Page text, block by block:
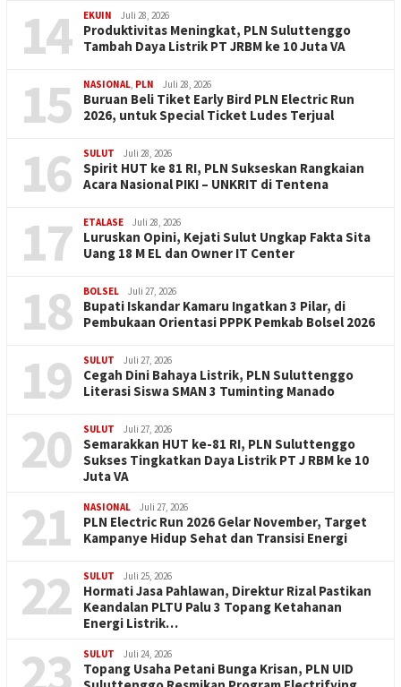
14 EKUIN Juli 28, 2026
Produktivitas Meningkat, PLN Suluttenggo
Tambah Daya Listrik PT JRBM ke 10 Juta VA
15 NASIONAL, PLN Juli 28, 2026
Buruan Beli Tiket Early Bird PLN Electric Run
2026, untuk Special Ticket Ludes Terjual
16 SULUT Juli 28, 2026
Spirit HUT ke 81 RI, PLN Sukseskan Rangkaian
Acara Nasional PIKI – UNKRIT di Tentena
17 ETALASE Juli 28, 2026
Luruskan Opini, Kejati Sulut Ungkap Fakta Sita
Uang 18 M EL dan Owner IT Center
18 BOLSEL Juli 27, 2026
Bupati Iskandar Kamaru Ingatkan 3 Pilar, di
Pembukaan Orientasi PPPK Pemkab Bolsel 2026
19 SULUT Juli 27, 2026
Cegah Dini Bahaya Listrik, PLN Suluttenggo
Literasi Siswa SMAN 3 Tuminting Manado
20 SULUT Juli 27, 2026
Semarakkan HUT ke-81 RI, PLN Suluttenggo
Sukses Tingkatkan Daya Listrik PT J RBM ke 10
Juta VA
21 NASIONAL Juli 27, 2026
PLN Electric Run 2026 Gelar November, Target
Kampanye Hidup Sehat dan Transisi Energi
22 SULUT Juli 25, 2026
Hormati Jasa Pahlawan, Direktur Rizal Pastikan
Keandalan PLTU Palu 3 Topang Ketahanan
Energi Listrik…
23 SULUT Juli 24, 2026
Topang Usaha Petani Bunga Krisan, PLN UID